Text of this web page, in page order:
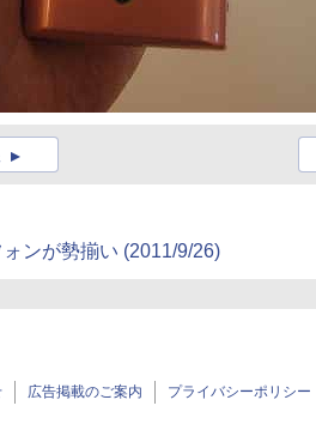
ンが勢揃い (2011/9/26)
広告掲載のご案内 プライバシーポリシー